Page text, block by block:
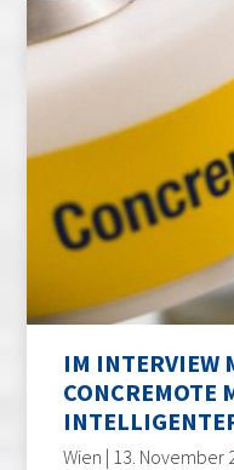
IM INTERVIEW
CONCREMOTE
Wien | 13. November